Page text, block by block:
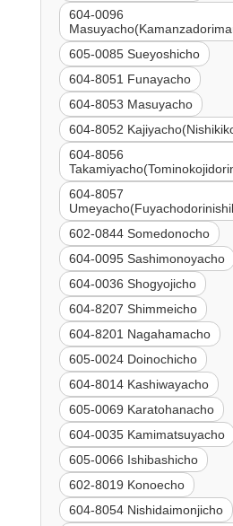
604-0096
605-0085 Sueyoshicho
604-8051 Funayacho
604-8053 Masuyacho
604-8052
604-8056
604-8057
602-0844 Somedonocho
604-0095 Sashimonoyacho
604-0036 Shogyojicho
604-8207 Shimmeicho
604-8201 Nagahamacho
605-0024 Doinochicho
604-8014 Kashiwayacho
605-0069 Karatohanacho
604-0035 Kamimatsuyacho
605-0066 Ishibashicho
602-8019 Konoecho
604-8054 Nishidaimonjicho